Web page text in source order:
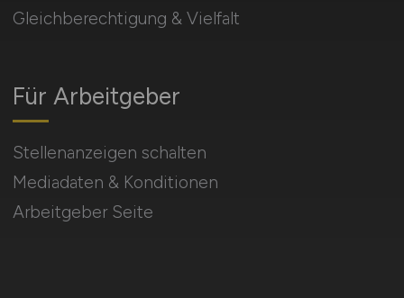
Gleichberechtigung & Vielfalt
Für Arbeitgeber
Stellenanzeigen schalten
Mediadaten & Konditionen
Arbeitgeber Seite